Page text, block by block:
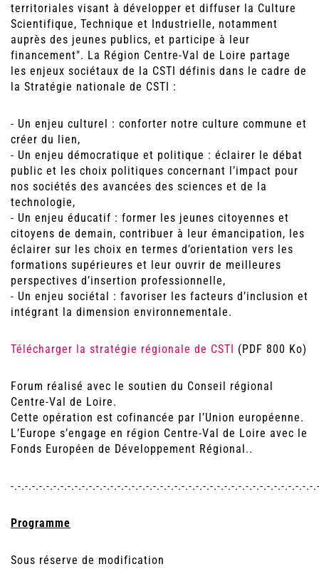
territoriales visant à développer et diffuser la Culture
Scientifique, Technique et Industrielle, notamment
auprès des jeunes publics, et participe à leur
financement". La Région Centre-Val de Loire partage
les enjeux sociétaux de la CSTI définis dans le cadre de
la Stratégie nationale de CSTI :
- Un enjeu culturel : conforter notre culture commune et
créer du lien,
- Un enjeu démocratique et politique : éclairer le débat
public et les choix politiques concernant l’impact pour
nos sociétés des avancées des sciences et de la
technologie,
- Un enjeu éducatif : former les jeunes citoyennes et
citoyens de demain, contribuer à leur émancipation, les
éclairer sur les choix en termes d’orientation vers les
formations supérieures et leur ouvrir de meilleures
perspectives d’insertion professionnelle,
- Un enjeu sociétal : favoriser les facteurs d’inclusion et
intégrant la dimension environnementale.
Télécharger la stratégie régionale de CSTI (PDF 800 Ko)
Forum réalisé avec le soutien du Conseil régional
Centre-Val de Loire.
Cette opération est cofinancée par l’Union européenne.
L’Europe s’engage en région Centre-Val de Loire avec le
Fonds Européen de Développement Régional..
-.-.-.-.-.-.-.-.-.-.-.-.-.-.-.-.-.-.-.-.-.-.-.-.-.-.-.-.-.-.-.-.-.-.-.-.-.-.-.-.-.-
Programme
Sous réserve de modification